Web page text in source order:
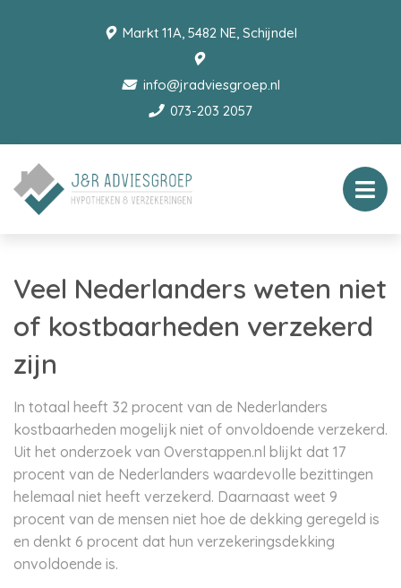
Markt 11A, 5482 NE, Schijndel
info@jradviesgroep.nl
073-203 2057
Veel Nederlanders weten niet
of kostbaarheden verzekerd
zijn
In totaal heeft 32 procent van de Nederlanders
kostbaarheden mogelijk niet of onvoldoende verzekerd.
Uit het onderzoek van Overstappen.nl blijkt dat 17
procent van de Nederlanders waardevolle bezittingen
helemaal niet heeft verzekerd. Daarnaast weet 9
procent van de mensen niet hoe de dekking geregeld is
en denkt 6 procent dat hun verzekeringsdekking
onvoldoende is.